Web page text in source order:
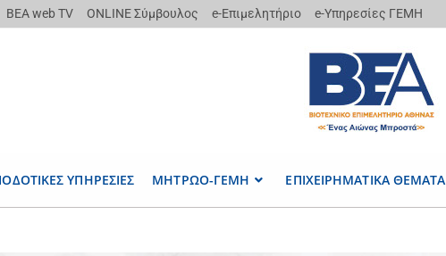
ΒΕΑ web TV ONLINE Σύμβουλος e-Επιμελητήριο e-Υπηρεσίες ΓΕΜΗ
ΥΠΗΡΕΣΙΕΣ ΜΗΤΡΩΟ-ΓΕΜΗ ΕΠΙΧΕΙΡΗΜΑΤΙΚΑ ΘΕΜΑΤΑ